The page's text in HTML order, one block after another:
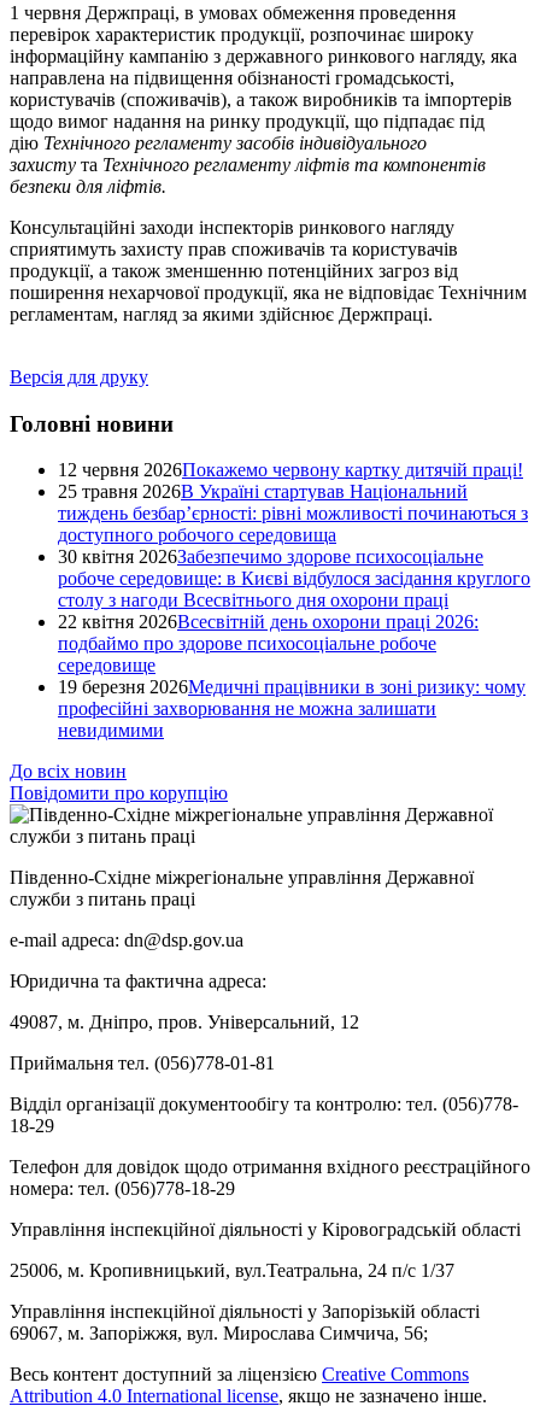
1 червня Держпраці, в умовах обмеження проведення
перевірок характеристик продукції, розпочинає широку
інформаційну кампанію з державного ринкового нагляду, яка
направлена на підвищення обізнаності громадськості,
користувачів (споживачів), а також виробників та імпортерів
щодо вимог надання на ринку продукції, що підпадає під
дію Технічного регламенту засобів індивідуального
захисту та Технічного регламенту ліфтів та компонентів
безпеки для ліфтів.
Консультаційні заходи інспекторів ринкового нагляду
сприятимуть захисту прав споживачів та користувачів
продукції, а також зменшенню потенційних загроз від
поширення нехарчової продукції, яка не відповідає Технічним
регламентам, нагляд за якими здійснює Держпраці.
Версія для друку
Головні новини
12 червня 2026Покажемо червону картку дитячій праці!
25 травня 2026В Україні стартував Національний
тиждень безбар’єрності: рівні можливості починаються з
доступного робочого середовища
30 квітня 2026Забезпечимо здорове психосоціальне
робоче середовище: в Києві відбулося засідання круглого
столу з нагоди Всесвітнього дня охорони праці
22 квітня 2026Всесвітній день охорони праці 2026:
подбаймо про здорове психосоціальне робоче
середовище
19 березня 2026Медичні працівники в зоні ризику: чому
професійні захворювання не можна залишати
невидимими
До всіх новин
Повідомити про корупцію
Південно-Східне міжрегіональне управління Державної
служби з питань праці
e-mail адреса: dn@dsp.gov.ua
Юридична та фактична адреса:
49087, м. Дніпро, пров. Універсальний, 12
Приймальня тел. (056)778-01-81
Відділ організації документообігу та контролю: тел. (056)778-
18-29
Телефон для довідок щодо отримання вхідного реєстраційного
номера: тел. (056)778-18-29
Управління інспекційної діяльності у Кіровоградській області
25006, м. Кропивницький, вул.Театральна, 24 п/с 1/37
Управління інспекційної діяльності у Запорізькій області
69067, м. Запоріжжя, вул. Мирослава Симчича, 56;
Весь контент доступний за ліцензією Creative Commons
Attribution 4.0 International license, якщо не зазначено інше.